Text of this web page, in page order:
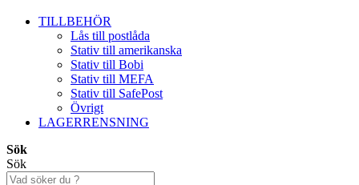
TILLBEHÖR
Lås till postlåda
Stativ till amerikanska
Stativ till Bobi
Stativ till MEFA
Stativ till SafePost
Övrigt
LAGERRENSNING
Sök
Sök